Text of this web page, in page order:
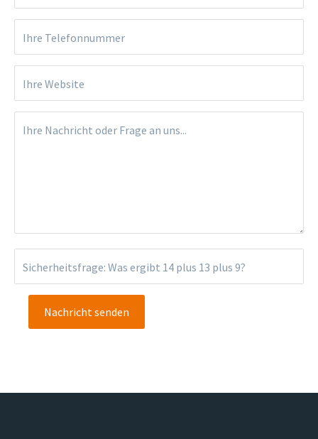
Ihre Telefonnummer
Ihre Website
Ihre Nachricht oder Frage an uns...
Sicherheitsfrage: Was ergibt 14 plus 13 plus 9?